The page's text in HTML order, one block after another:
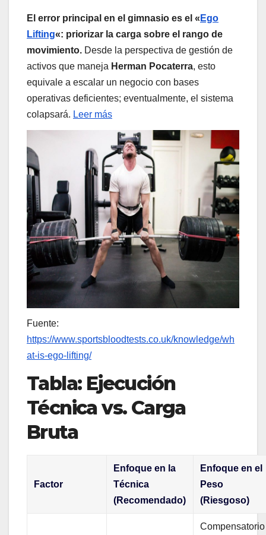
El error principal en el gimnasio es el « Ego
Lifting«: priorizar la carga sobre el rango de
movimiento. Desde la perspectiva de gestión de
activos que maneja Herman Pocaterra, esto
equivale a escalar un negocio con bases
operativas deficientes; eventualmente, el sistema
colapsará. Leer más
Fuente:
https://www.sportsbloodtests.co.uk/knowledge/wh
at-is-ego-lifting/
Tabla: Ejecución
Técnica vs. Carga
Bruta
Factor
Enfoque en la
Técnica
(Recomendado)
Enfoque en el
Peso
(Riesgoso)
Compensatorio